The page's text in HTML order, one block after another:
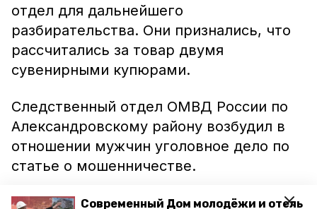
Современный Дом молодёжи и отель
отдел для дальнейшего
разбирательства. Они признались, что
рассчитались за товар двумя
сувенирными купюрами.
Следственный отдел ОМВД России по
Александровскому району возбудил в
отношении мужчин уголовное дело по
статье о мошенничестве.
А в середине мая житель